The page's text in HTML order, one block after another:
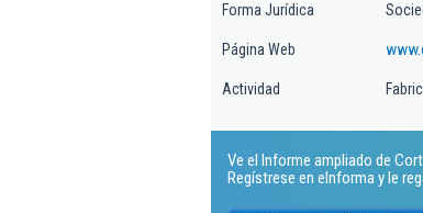
Forma Jurídica
Página Web
Actividad
Ve el Informe ampliado de
Regístrese en eInforma y le